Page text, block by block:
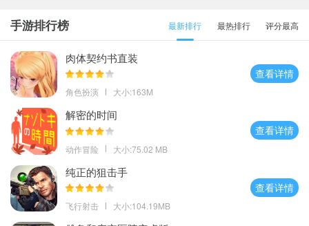
手游排行榜 最新排行 最热排行 评分最高
肉体契约书直装
角色扮演 大小:163M
查看详情
解密的时间
动作冒险 大小:75.02 MB
查看详情
纯正的狙击手
飞行射击 大小:104.19MB
查看详情